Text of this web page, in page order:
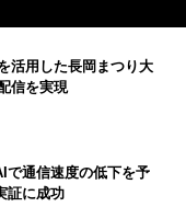
活用した長岡まつり大
信を実現
で通信速度の低下を予
証に成功